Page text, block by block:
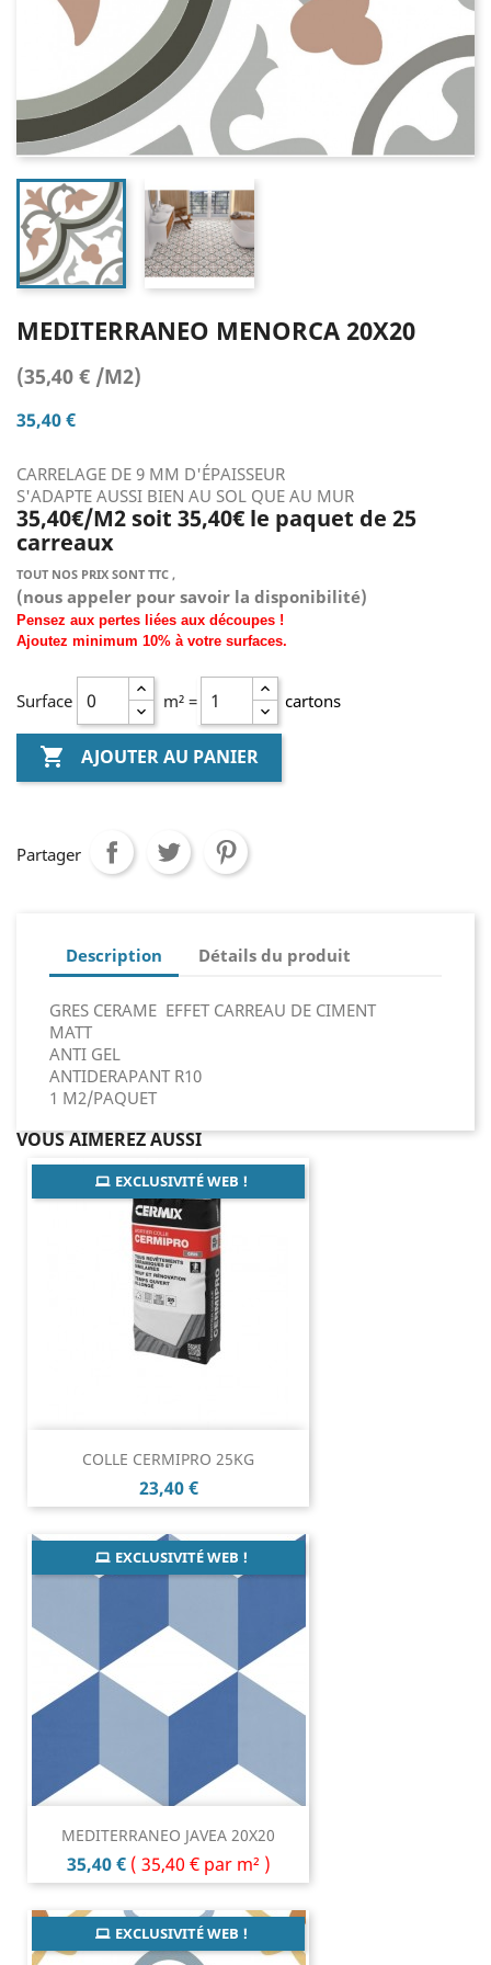
MEDITERRANEO MENORCA 20X20
(35,40 € /M2)
35,40 €
CARRELAGE DE 9 MM D'ÉPAISSEUR
S'ADAPTE AUSSI BIEN AU SOL QUE AU MUR
35,40€/M2 soit 35,40€ le paquet de 25
carreaux
TOUT NOS PRIX SONT TTC ,
(nous appeler pour savoir la disponibilité)
Pensez aux pertes liées aux découpes !
Ajoutez minimum 10% à votre surfaces.
Surface m² = cartons
 AJOUTER AU PANIER
Partager
Description Détails du produit
GRES CERAME EFFET CARREAU DE CIMENT
MATT
ANTI GEL
ANTIDERAPANT R10
1 M2/PAQUET
VOUS AIMEREZ AUSSI
COLLE CERMIPRO 25KG
Prix
23,40 €
EXCLUSIVITÉ WEB !
MEDITERRANEO JAVEA 20X20
Prix
35,40 € ( 35,40 € par m² )
EXCLUSIVITÉ WEB !
EXCLUSIVITÉ WEB !